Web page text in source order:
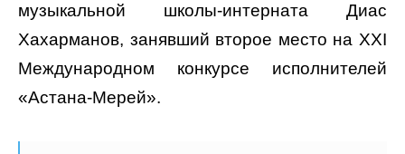
музыкальной школы-интерната Диас
Хахарманов, занявший второе место на XXI
Международном конкурсе исполнителей
«Астана-Мерей».